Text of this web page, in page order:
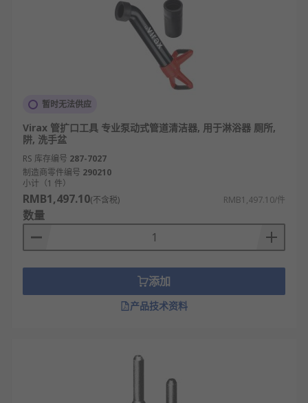
暂时无法供应
Virax 管扩口工具 专业泵动式管道清洁器, 用于淋浴器 厕所,
阱, 洗手盆
RS 库存编号 287-7027
制造商零件编号 290210
小计（1 件）
RMB1,497.10(不含税) RMB1,497.10/件
数量
添加
产品技术资料